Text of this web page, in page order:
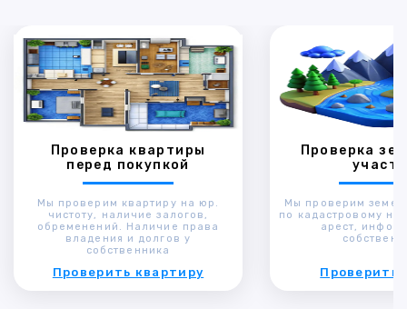
Проверка квартиры
перед покупкой
Мы проверим квартиру на юр.
чистоту, наличие залогов,
обременений. Наличие права
владения и долгов у
собственника
Проверить квартиру
Проверка
Мы проверим
по кадастровому
арест,
Проверить